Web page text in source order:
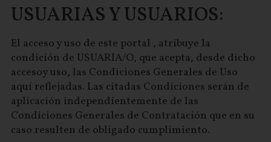
USUARIAS Y USUARIOS:
El acceso y uso de este portal , atribuye la
condición de USUARIA/O, que acepta, desde dicho
accesoy uso, las Condiciones Generales de Uso
aquí reflejadas. Las citadas Condiciones serán de
aplicación independientemente de las
Condiciones Generales de Contratación que en su
caso resulten de obligado cumplimiento.